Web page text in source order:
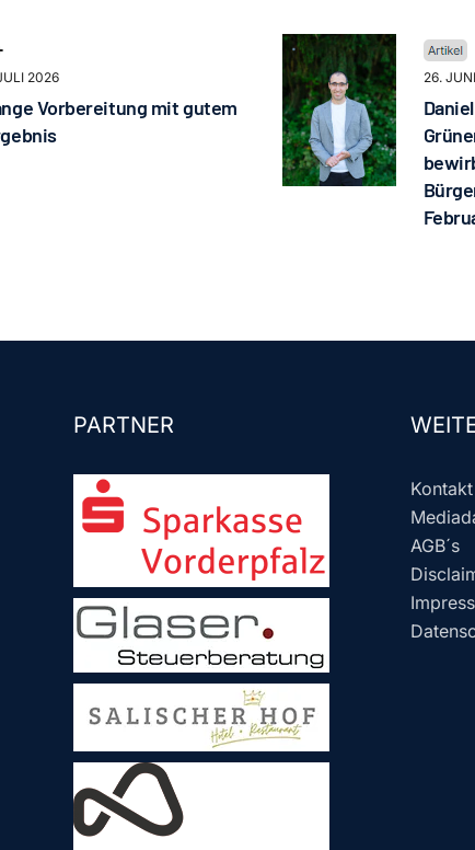
2026
Vorbereitung mit gutem
26.
PARTNER
Kontakt
AGB´s